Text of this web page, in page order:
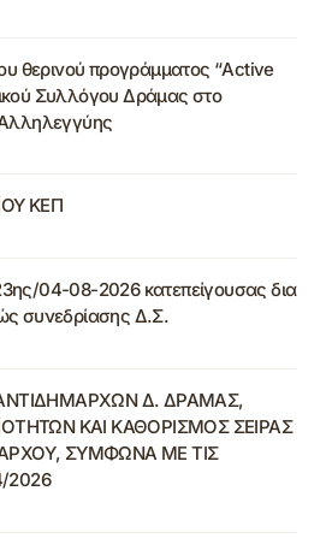
θερινού προγράμματος “Active
Συλλόγου Δράμας στο
ΚΕΠ
04-08-2026 κατεπείγουσας δια
συνεδρίασης Δ.Σ.
Δ. ΔΡΑΜΑΣ,
ΚΑΙ ΚΑΘΟΡΙΣΜΟΣ ΣΕΙΡΑΣ
ΣΥΜΦΩΝΑ ΜΕ ΤΙΣ
2026